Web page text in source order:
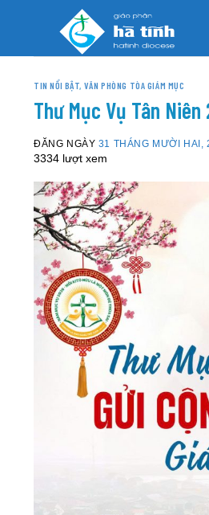
TIN NỔI BẬT, VĂN PHÒNG TÒA GIÁM MỤC
Thư Mục Vụ Tân
ĐĂNG NGÀY 31 THÁNG MƯỜI HAI,
3334 lượt xem